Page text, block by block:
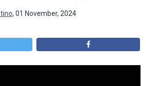
, 01 November, 2024